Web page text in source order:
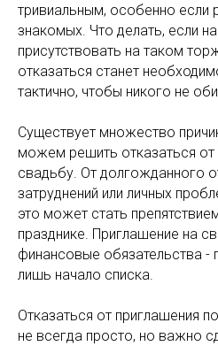
тривиальным, особенно если
знакомых. Что делать, если
присутствовать на таком
отказаться станет
тактично, чтобы никого не
Существует множество
можем решить отказаться от
свадьбу. От долгожданного
затруднений или личных
это может стать
празднике. Приглашение на
финансовые обязательства -
лишь начало списка.
Отказаться от приглашения
не всегда просто, но важно